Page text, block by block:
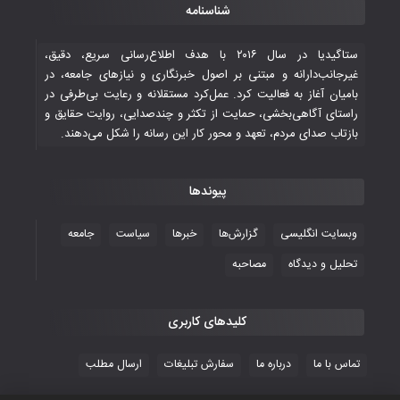
تاریخی ایران
جوانان فوتسالیست کشور با گلباران تایلند به
فینال رفتند
۲۸ October ۲۰۲۵
با شکست چین، فوتسال‌بازان جوان
۲۶ October ۲۰۲۵
شناسنامه
ستاگیدیا در سال ۲۰۱۶ با هدف اطلاع‌رسانی سریع، دقیق،
غیرجانب‌دارانه و مبتنی بر اصول خبرنگاری و نیازهای جامعه، در
بامیان آغاز به فعالیت کرد. عمل‌کرد مستقلانه و رعایت بی‌طرفی در
راستای آگاهی‌بخشی، حمایت از تکثر و چندصدایی، روایت حقایق و
بازتاب صدای مردم، تعهد و محور کار این رسانه را شکل می‌دهند.
پیوندها
وبسایت انگلیسی گزارش‌ها خبرها سیاست
جامعه
تحلیل و دیدگاه
مصاحبه
کلیدهای کاربری
تماس با ما درباره ما سفارش تبلیغات ارسال مطلب